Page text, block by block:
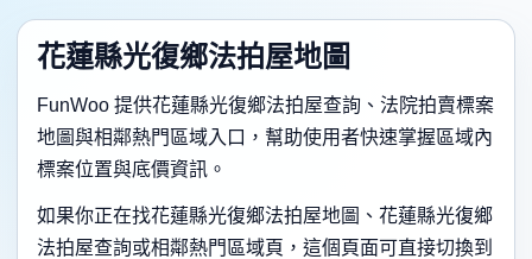
花蓮縣光復鄉法拍屋地圖
FunWoo 提供花蓮縣光復鄉法拍屋查詢、法院拍賣標案
地圖與相鄰熱門區域入口，幫助使用者快速掌握區域內
標案位置與底價資訊。
如果你正在找花蓮縣光復鄉法拍屋地圖、花蓮縣光復鄉
法拍屋查詢或相鄰熱門區域頁，這個頁面可直接切換到